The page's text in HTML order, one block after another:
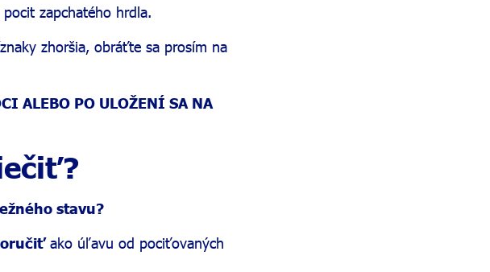
zapchatého hrdla.
zhoršia, obráťte sa prosím na
ALEBO PO ULOŽENÍ SA NA
stavu?
ako úľavu od pociťovaných